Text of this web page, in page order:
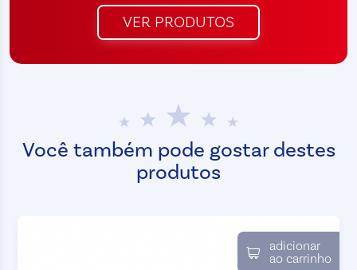
VER PRODUTOS
Você também pode gostar destes
produtos
adicionar
ao carrinho